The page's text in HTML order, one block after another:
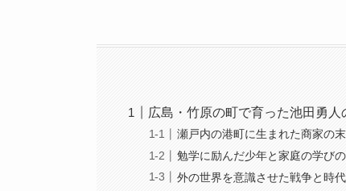
広島・竹原の町で育った池田勇人
瀬戸内の港町に生まれた商家の
勉学に励んだ少年と家庭の学び
外の世界を意識させた戦争と時